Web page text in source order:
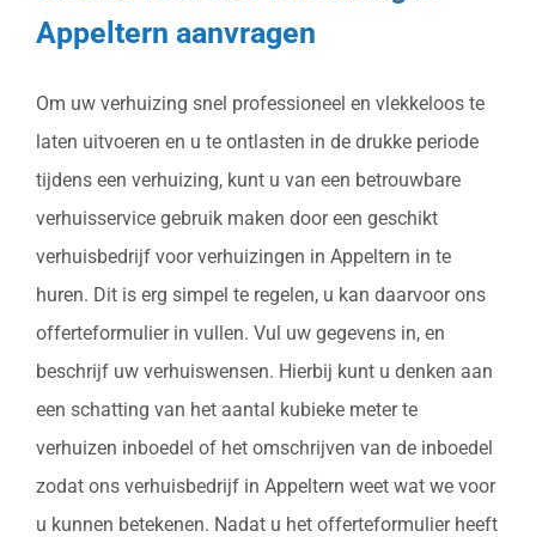
Appeltern aanvragen
Om uw verhuizing snel professioneel en vlekkeloos te
laten uitvoeren en u te ontlasten in de drukke periode
tijdens een verhuizing, kunt u van een betrouwbare
verhuisservice gebruik maken door een geschikt
verhuisbedrijf voor verhuizingen in Appeltern in te
huren. Dit is erg simpel te regelen, u kan daarvoor ons
offerteformulier in vullen. Vul uw gegevens in, en
beschrijf uw verhuiswensen. Hierbij kunt u denken aan
een schatting van het aantal kubieke meter te
verhuizen inboedel of het omschrijven van de inboedel
zodat ons verhuisbedrijf in Appeltern weet wat we voor
u kunnen betekenen. Nadat u het offerteformulier heeft